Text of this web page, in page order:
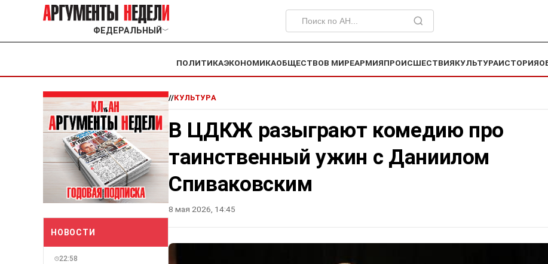
ФЕДЕРАЛЬНЫЙ ﹀
ПОЛИТИКАЭКОНОМИКАОБЩЕСТВОВ МИРЕАРМИЯПРОИСШЕСТВИЯКУЛЬТУРАИСТОРИЯ
НОВОСТИ
22:58
//КУЛЬТУРА
В ЦДКЖ разыграют комедию про
таинственный ужин с Даниилом
Спиваковским
8 мая 2026, 14:45